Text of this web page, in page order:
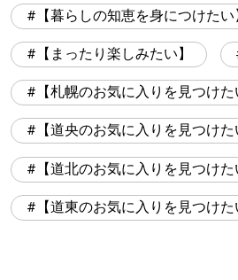
【暮らしの知恵を身につけたい
【まったり楽しみたい】
【札幌のお気に入りを見つけた
【道央のお気に入りを見つけた
【道北のお気に入りを見つけた
【道東のお気に入りを見つけた